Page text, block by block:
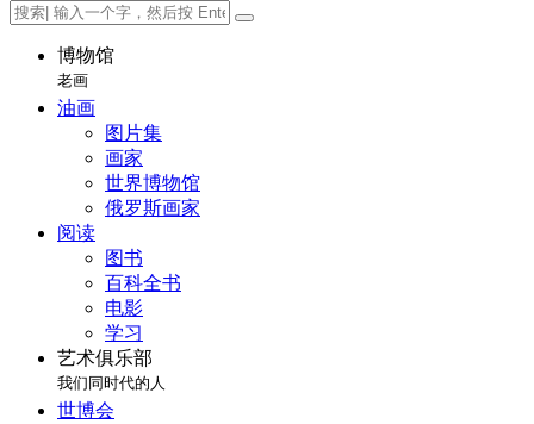
博物馆
老画
油画
图片集
画家
世界博物馆
俄罗斯画家
阅读
图书
百科全书
电影
学习
艺术俱乐部
我们同时代的人
世博会